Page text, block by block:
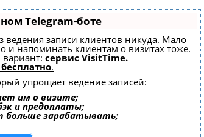
Telegram-боте
ведения записи клиентов никуда. Мало
и напоминать клиентам о визитах тоже.
сервис VisitTime.
.
упрощает ведение записей:
им о визите;
и предоплаты;
больше зарабатывать;